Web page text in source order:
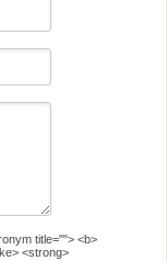
title=""> <b>
<strong>